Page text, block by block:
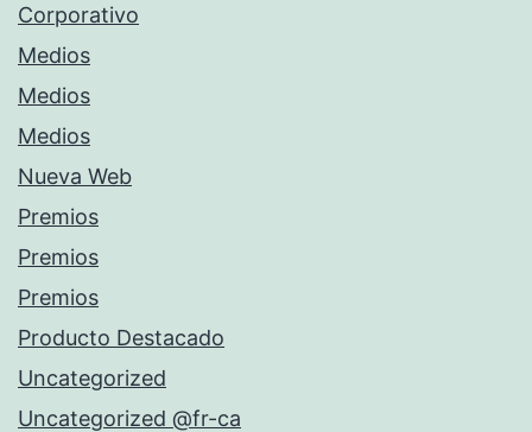
Corporativo
Medios
Medios
Medios
Nueva Web
Premios
Premios
Premios
Producto Destacado
Uncategorized
Uncategorized @fr-ca